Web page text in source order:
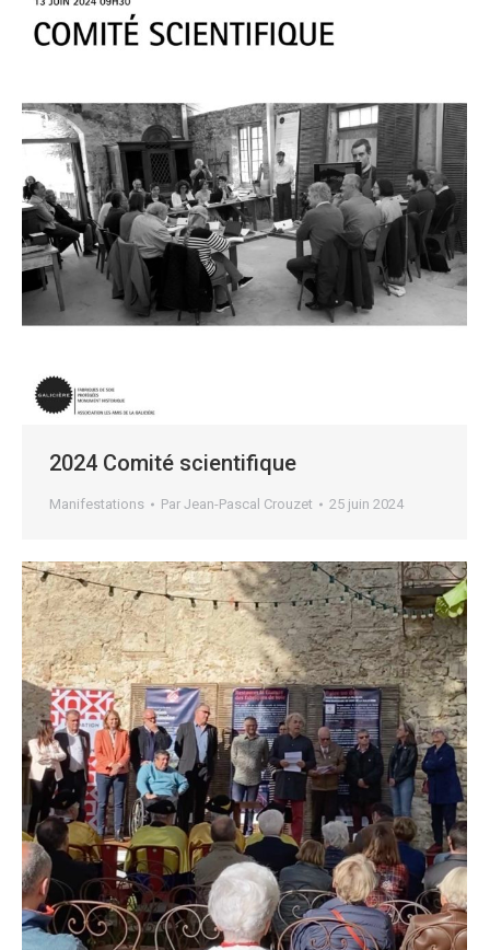
2024 Comité scientifique
Manifestations Par Jean-Pascal Crouzet 25 juin 2024